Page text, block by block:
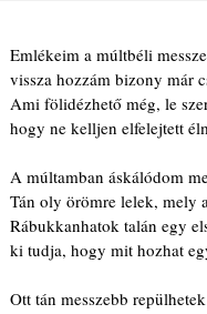
Emlékeim a múltbéli
vissza hozzám bizony már
Ami fölidézhető még, le
hogy ne kelljen elfelejtett
A múltamban áskálódom
Tán oly örömre lelek, mely
Rábukkanhatok talán egy
ki tudja, hogy mit hozhat
Ott tán messzebb